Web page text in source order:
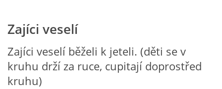
DĚTSKÝ SMUTEK
EFEKTIVNÍ KOMUNIKACE S DĚTMI
Zajíci veselí
Zajíci veselí běželi k jeteli. (děti se v
kruhu drží za ruce, cupitají doprostřed
kruhu)